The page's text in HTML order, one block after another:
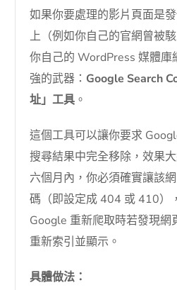
如果你要處理的影片頁面是
上（例如你自己的官網曾被
你自己的 WordPress 媒體庫
強的武器： Google Search
址」工具 。
這個工具可以讓你要求
搜尋結果中完全移除，效果
六個月內，你必須確實讓該
碼（即設定成 404 或 410）
Google 重新爬取時若發現網
重新索引並顯示。
具體做法：